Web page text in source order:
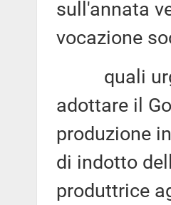
sull'annata
vocazione
quali
adottare il
produzione
di indotto
produttrice